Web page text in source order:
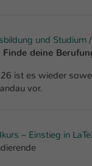
und Studium
deine
ist es wieder
vor.
– Einstieg in